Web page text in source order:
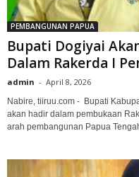
PEMBANGUNAN PAPUA
Bupati Dogiyai
Dalam Rakerda I
admin - April 8, 2026
Nabire, tiiruu.com - Bupati
akan hadir dalam pembukaan
arah pembangunan Papua